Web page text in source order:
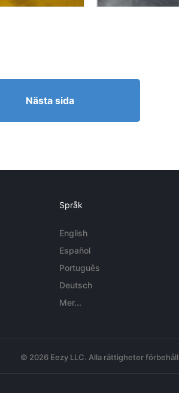
Nästa sida
Språk
English
Español
Português
Deutsch
Mer...
© 2026 Eezy LLC. Alla rättigheter